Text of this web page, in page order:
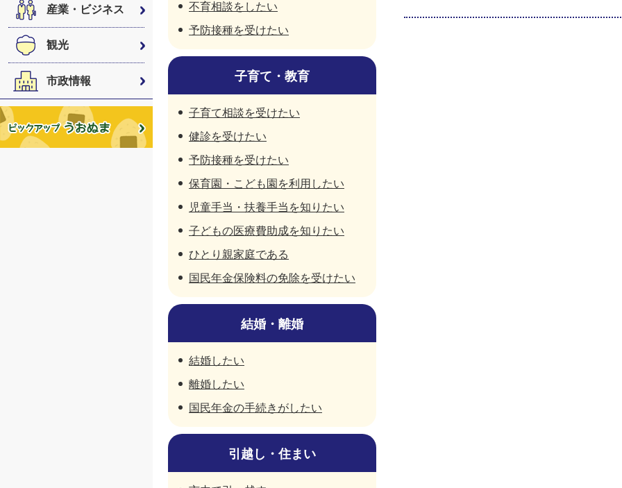
産業・ビジネス
観光
市政情報
不育相談をしたい
予防接種を受けたい
子育て・教育
子育て相談を受けたい
健診を受けたい
予防接種を受けたい
保育園・こども園を利用したい
児童手当・扶養手当を知りたい
子どもの医療費助成を知りたい
ひとり親家庭である
国民年金保険料の免除を受けたい
結婚・離婚
結婚したい
離婚したい
国民年金の手続きがしたい
引越し・住まい